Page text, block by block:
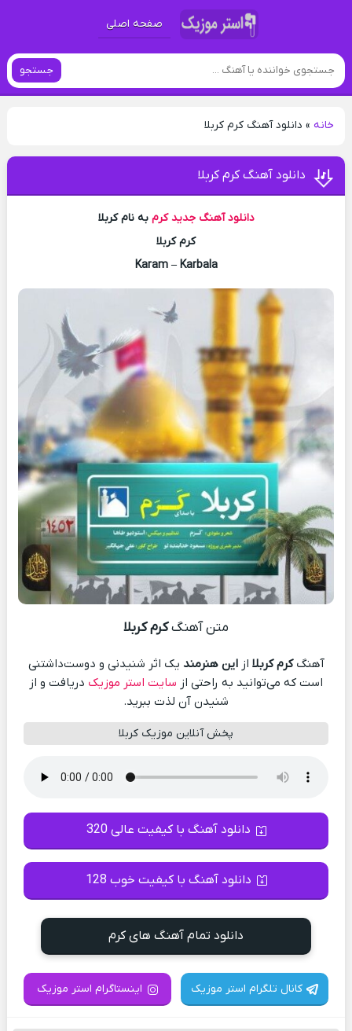
صفحه اصلی
جستجو
خانه» دانلود آهنگ کرم کربلا
دانلود آهنگ کرم کربلا
دانلود آهنگ جدید کرم به نام کربلا
کرم کربلا
Karam – Karbala
متن آهنگکرم کربلا
آهنگکرم کربلا ازاین هنرمند یک اثر شنیدنی و دوست‌داشتنی
است که می‌توانید به راحتی از سایت استر موزیک دریافت و از
شنیدن آن لذت ببرید.
پخش آنلاین موزیک کربلا
دانلود آهنگ با کیفیت عالی 320
دانلود آهنگ با کیفیت خوب 128
دانلود تمام آهنگ های کرم
کانال تلگرام استر موزیک اینستاگرام استر موزیک